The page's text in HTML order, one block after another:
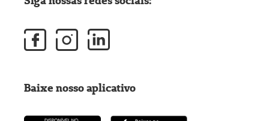
Baixe nosso aplicativo